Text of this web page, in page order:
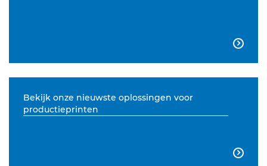

Bekijk onze nieuwste oplossingen voor
productieprinten
